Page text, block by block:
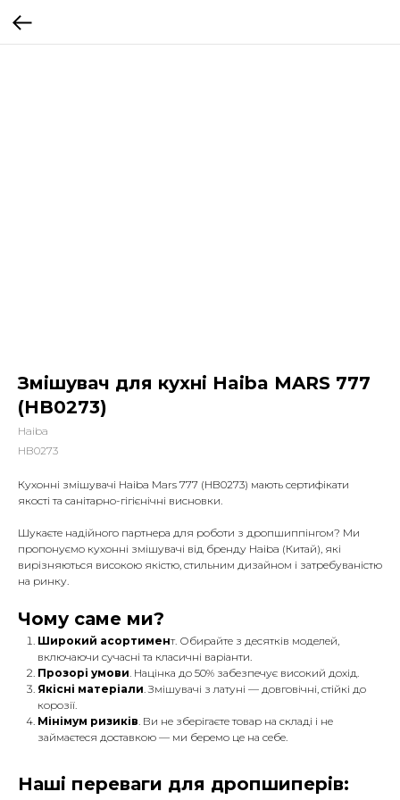
Змішувач для кухні Haiba MARS 777
(HB0273)
Haiba
HB0273
Кухонні змішувачі Haiba Mars 777 (HB0273) мають сертифікати
якості та санітарно-гігієнічні висновки.
Шукаєте надійного партнера для роботи з дропшиппінгом? Ми
пропонуємо кухонні змішувачі від бренду Haiba (Китай), які
вирізняються високою якістю, стильним дизайном і затребуваністю
на ринку.
Чому саме ми?
Широкий асортимент. Обирайте з десятків моделей,
включаючи сучасні та класичні варіанти.
Прозорі умови. Націнка до 50% забезпечує високий дохід.
Якісні матеріали. Змішувачі з латуні — довговічні, стійкі до
корозії.
Мінімум ризиків. Ви не зберігаєте товар на складі і не
займаєтеся доставкою — ми беремо це на себе.
Наші переваги для дропшиперів: